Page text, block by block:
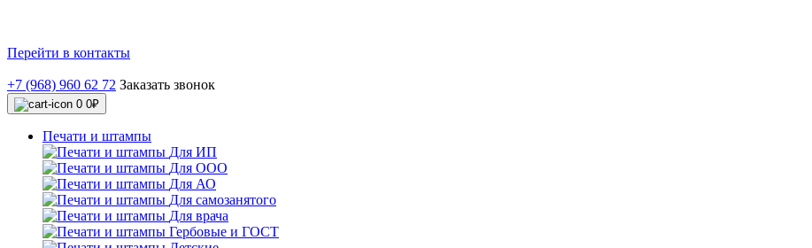
Перейти в контакты
+7 (968) 960 62 72 Заказать звонок
0 0₽
Печати и штампы
Для ИП
Для ООО
Для АО
Для самозанятого
Для врача
Гербовые и ГОСТ